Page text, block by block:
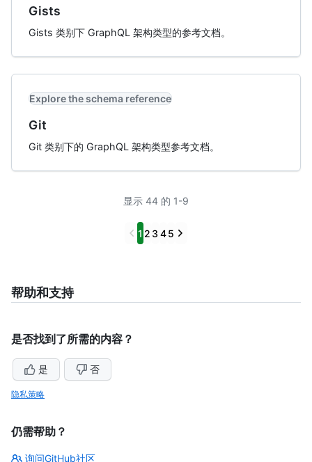
Gists
Gists 类别下 GraphQL 架构类型的参考文档。
Explore the schema reference
Git
Git 类别下的 GraphQL 架构类型参考文档。
显示 44 的 1-9
Previous
1 2 3 45 Next
帮助和支持
是否找到了所需的内容？
是 否
隐私策略
仍需帮助？
询问GitHub社区